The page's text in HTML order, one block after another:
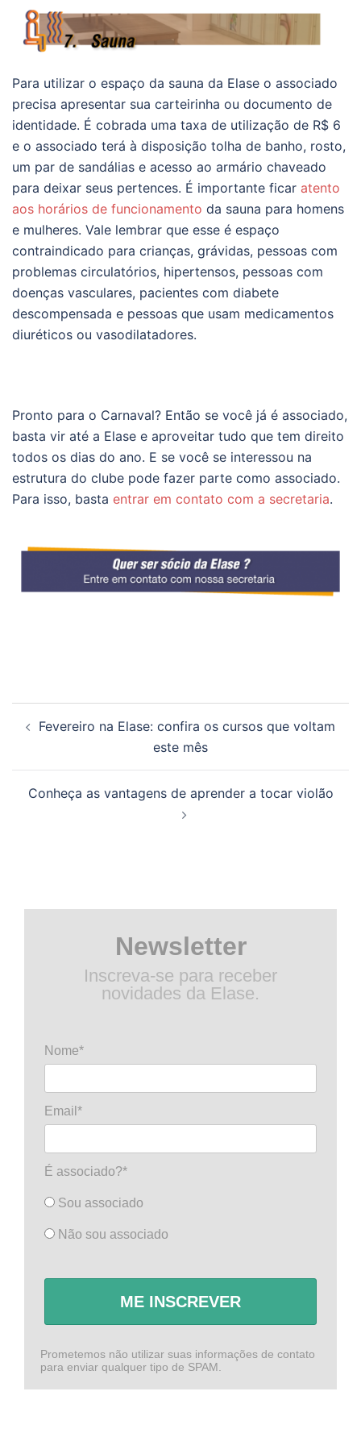
Para utilizar o espaço da sauna da Elase o associado
precisa apresentar sua carteirinha ou documento de
identidade. É cobrada uma taxa de utilização de R$ 6
e o associado terá à disposição tolha de banho, rosto,
um par de sandálias e acesso ao armário chaveado
para deixar seus pertences. É importante ficar atento
aos horários de funcionamento da sauna para homens
e mulheres. Vale lembrar que esse é espaço
contraindicado para crianças, grávidas, pessoas com
problemas circulatórios, hipertensos, pessoas com
doenças vasculares, pacientes com diabete
descompensada e pessoas que usam medicamentos
diuréticos ou vasodilatadores.
Pronto para o Carnaval? Então se você já é associado,
basta vir até a Elase e aproveitar tudo que tem direito
todos os dias do ano. E se você se interessou na
estrutura do clube pode fazer parte como associado.
Para isso, basta entrar em contato com a secretaria.
de Fevereiro na Elase: confira os cursos que voltam
este mês
Conheça as vantagens de aprender a tocar violão
Newsletter
Inscreva-se para receber
novidades da Elase.
Nome*
Email*
É associado?*
Sou associado
Não sou associado
ME INSCREVER
Prometemos não utilizar suas informações de contato
para enviar qualquer tipo de SPAM.